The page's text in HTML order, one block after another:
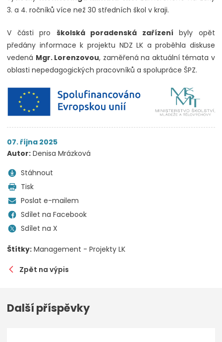
3. a 4. ročníků více než 30 středních škol v kraji.
V části pro školská poradenská zařízení byly opět
předány informace k projektu NDZ LK a proběhla diskuse
vedená Mgr. Lorenzovou, zaměřená na aktuální témata v
oblasti nepedagogických pracovníků a spolupráce ŠPZ.
07. října 2025
Autor: Denisa Mrázková
Stáhnout
Tisk
Poslat e-mailem
Sdílet na Facebook
Sdílet na X
Štítky: Management - Projekty LK
Zpět na výpis
Další příspěvky